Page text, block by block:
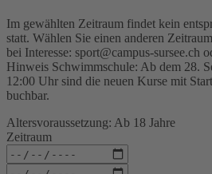
Im gewählten Zeitraum findet kein
statt. Wählen Sie einen anderen
bei Interesse: sport@campus-sursee.ch
Hinweis Schwimmschule: Ab dem 28.
12:00 Uhr sind die neuen Kurse mit
buchbar.
Altersvoraussetzung: Ab 18 Jahre
Zeitraum